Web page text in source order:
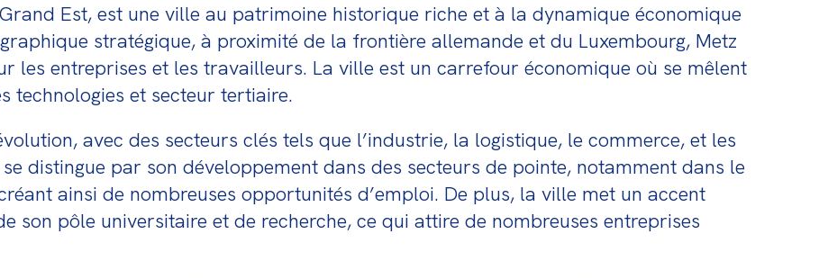
Est, est une ville au patrimoine historique riche et à la dynamique économique
stratégique, à proximité de la frontière allemande et du Luxembourg, Metz
les entreprises et les travailleurs. La ville est un carrefour économique où se mêlent
technologies et secteur tertiaire.
avec des secteurs clés tels que l’industrie, la logistique, le commerce, et les
distingue par son développement dans des secteurs de pointe, notamment dans le
ainsi de nombreuses opportunités d’emploi. De plus, la ville met un accent
son pôle universitaire et de recherche, ce qui attire de nombreuses entreprises